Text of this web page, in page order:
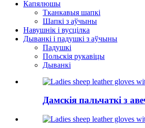
Капялюшы
Тканкавыя шапкі
Шапкі з аўчыны
Навушнік і вусцілка
Дыванкі і падушкі з аўчыны
Падушкі
Польскія рукавіцы
Дыванкі
Дамскія пальчаткі з